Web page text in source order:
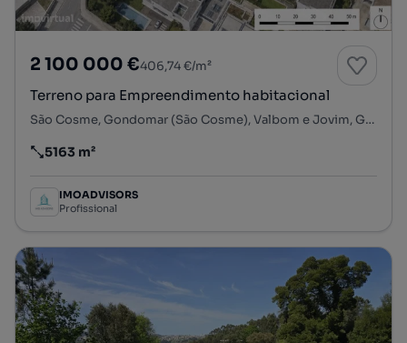
2 100 000 €406,74 €/m²
Terreno para Empreendimento habitacional
São Cosme, Gondomar (São Cosme), Valbom e Jovim, Gondomar, Porto
Preço por metro quadrado
5163 m²
IMOADVISORS
Profissional